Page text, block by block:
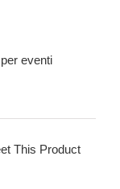
eventi
This Product